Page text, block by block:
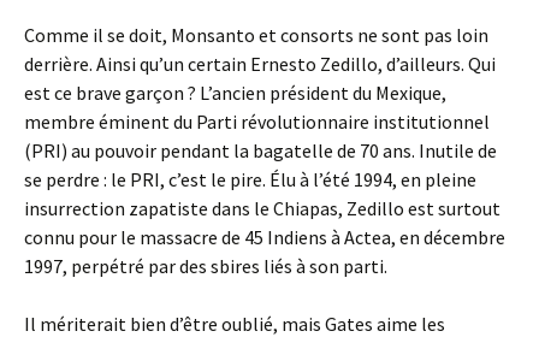
Comme il se doit, Monsanto et consorts ne sont pas loin
derrière. Ainsi qu’un certain Ernesto Zedillo, d’ailleurs. Qui
est ce brave garçon ? L’ancien président du Mexique,
membre éminent du Parti révolutionnaire institutionnel
(PRI) au pouvoir pendant la bagatelle de 70 ans. Inutile de
se perdre : le PRI, c’est le pire. Élu à l’été 1994, en pleine
insurrection zapatiste dans le Chiapas, Zedillo est surtout
connu pour le massacre de 45 Indiens à Actea, en décembre
1997, perpétré par des sbires liés à son parti.
Il mériterait bien d’être oublié, mais Gates aime les